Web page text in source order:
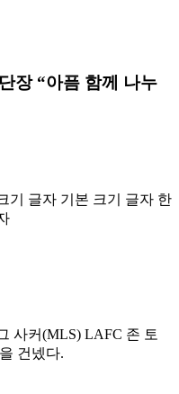
장 “아픔 함께 나누
기 글자 기본 크기 글자 한
사커(MLS) LAFC 존 토
건넸다.